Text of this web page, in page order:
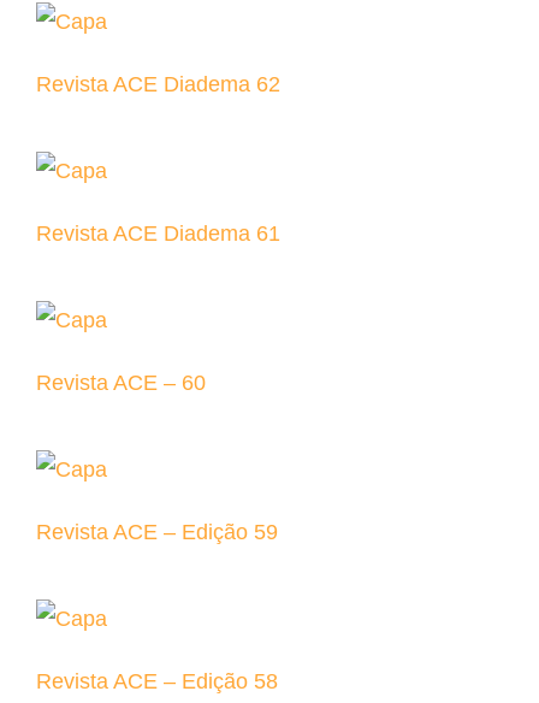
Revista ACE Diadema 62
Revista ACE Diadema 61
Revista ACE – 60
Revista ACE – Edição 59
Revista ACE – Edição 58